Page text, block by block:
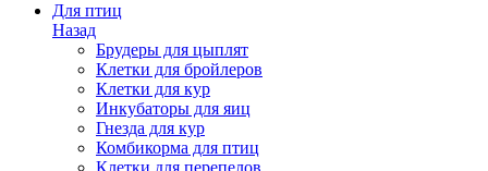
Для птиц
Назад
Брудеры для цыплят
Клетки для бройлеров
Клетки для кур
Инкубаторы для яиц
Гнезда для кур
Комбикорма для птиц
Клетки для перепелов